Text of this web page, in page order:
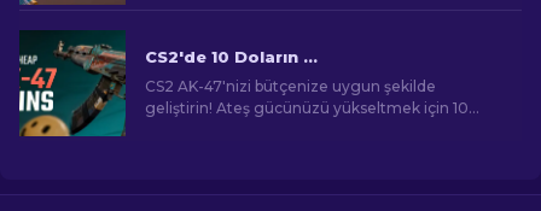
CS2'de 10 Doların Altında En İyi Ucuz AK-47 Skinleri
CS2 AK-47'nizi bütçenize uygun şekilde
geliştirin! Ateş gücünüzü yükseltmek için 10